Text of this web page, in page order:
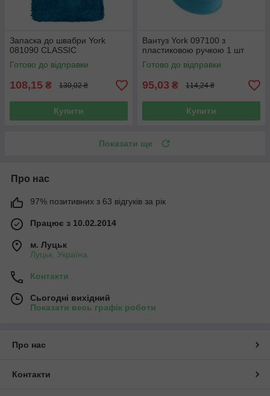
Запаска до швабри York
081090 CLASSIC
Готово до відправки
108,15 ₴ 130,02 ₴
Купити
Вантуз York 097100 з
пластиковою ручкою 1 шт
Готово до відправки
95,03 ₴ 114,24 ₴
Купити
Показати ще
Про нас
97% позитивних з 63 відгуків за рік
Працює з 10.02.2014
м. Луцьк
Луцьк, Україна
Контакти
Сьогодні вихідний
Показати весь графік роботи
Про нас
Контакти